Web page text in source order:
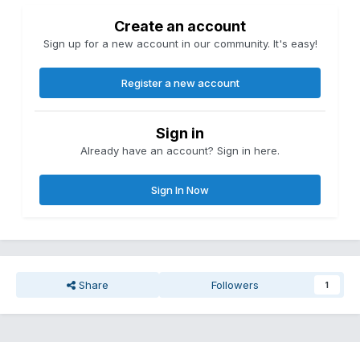
Create an account
Sign up for a new account in our community. It's easy!
Register a new account
Sign in
Already have an account? Sign in here.
Sign In Now
Share Followers 1